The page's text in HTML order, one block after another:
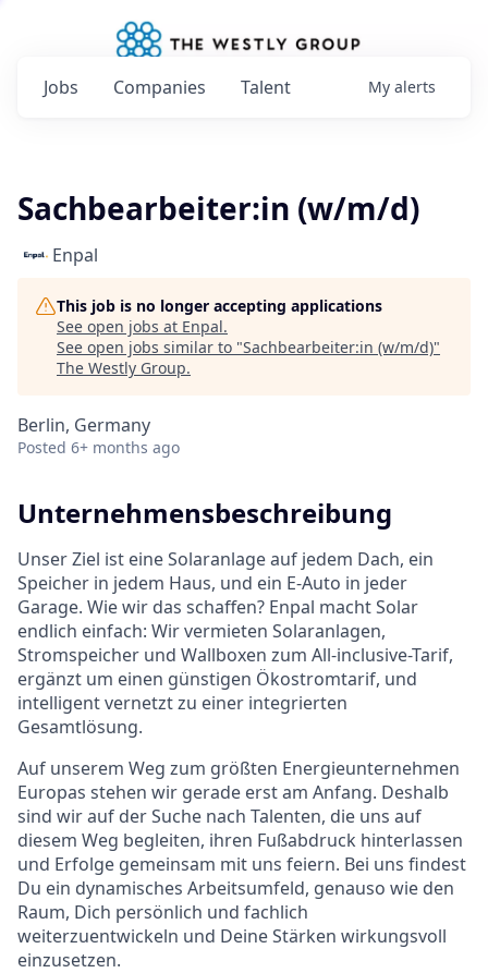
Jobs Companies Talent My alerts
Sachbearbeiter:in (w/m/d)
Enpal
This job is no longer accepting applications
See open jobs at Enpal.
See open jobs similar to "Sachbearbeiter:in (w/m/d)"
The Westly Group.
Berlin, Germany
Posted 6+ months ago
Unternehmensbeschreibung
Unser Ziel ist eine Solaranlage auf jedem Dach, ein
Speicher in jedem Haus, und ein E-Auto in jeder
Garage. Wie wir das schaffen? Enpal macht Solar
endlich einfach: Wir vermieten Solaranlagen,
Stromspeicher und Wallboxen zum All-inclusive-Tarif,
ergänzt um einen günstigen Ökostromtarif, und
intelligent vernetzt zu einer integrierten
Gesamtlösung.
Auf unserem Weg zum größten Energieunternehmen
Europas stehen wir gerade erst am Anfang. Deshalb
sind wir auf der Suche nach Talenten, die uns auf
diesem Weg begleiten, ihren Fußabdruck hinterlassen
und Erfolge gemeinsam mit uns feiern. Bei uns findest
Du ein dynamisches Arbeitsumfeld, genauso wie den
Raum, Dich persönlich und fachlich
weiterzuentwickeln und Deine Stärken wirkungsvoll
einzusetzen.